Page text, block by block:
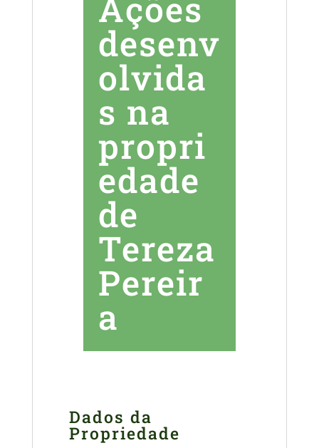
desenv
olvida
s na
propri
edade
de
Tereza
Pereir
a
Dados da
Propriedade